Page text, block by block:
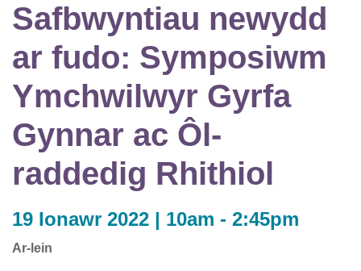
Safbwyntiau newydd
ar fudo: Symposiwm
Ymchwilwyr Gyrfa
Gynnar ac Ôl-
raddedig Rhithiol
19 Ionawr 2022 | 10am - 2:45pm
Ar-lein